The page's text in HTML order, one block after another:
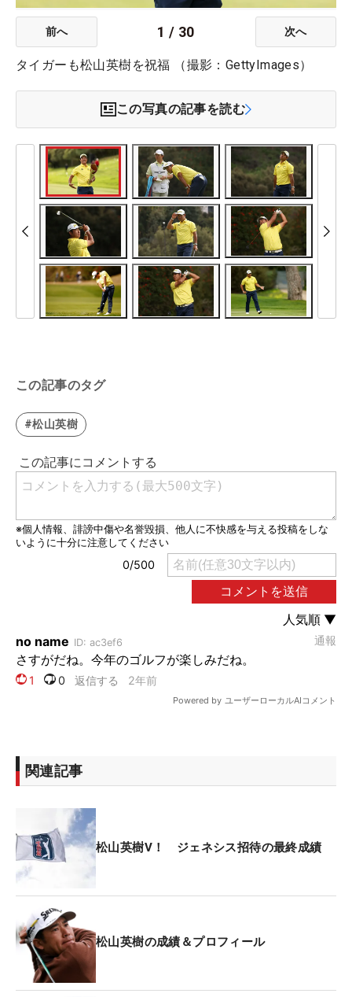
前へ 1 / 30 次へ
タイガーも松山英樹を祝福 （撮影：GettyImages）
この写真の記事を読む
この記事のタグ
#松山英樹
関連記事
松山英樹V！ ジェネシス招待の最終成績
松山英樹の成績＆プロフィール